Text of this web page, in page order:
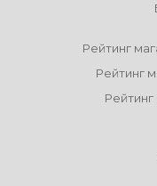
Рейтинг
Рейтинг
Рейтинг